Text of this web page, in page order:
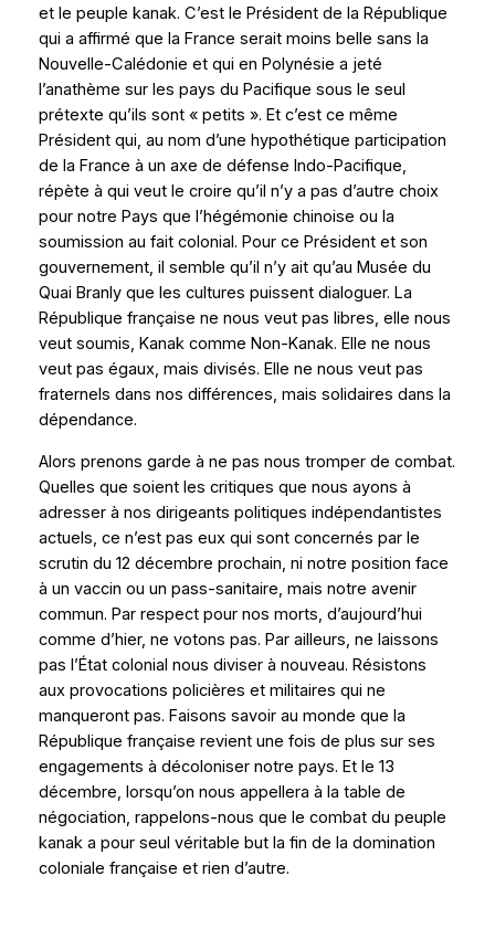
et le peuple kanak. C’est le Président de la République
qui a affirmé que la France serait moins belle sans la
Nouvelle-Calédonie et qui en Polynésie a jeté
l’anathème sur les pays du Pacifique sous le seul
prétexte qu’ils sont « petits ». Et c’est ce même
Président qui, au nom d’une hypothétique participation
de la France à un axe de défense Indo-Pacifique,
répète à qui veut le croire qu’il n’y a pas d’autre choix
pour notre Pays que l’hégémonie chinoise ou la
soumission au fait colonial. Pour ce Président et son
gouvernement, il semble qu’il n’y ait qu’au Musée du
Quai Branly que les cultures puissent dialoguer. La
République française ne nous veut pas libres, elle nous
veut soumis, Kanak comme Non-Kanak. Elle ne nous
veut pas égaux, mais divisés. Elle ne nous veut pas
fraternels dans nos différences, mais solidaires dans la
dépendance.
Alors prenons garde à ne pas nous tromper de combat.
Quelles que soient les critiques que nous ayons à
adresser à nos dirigeants politiques indépendantistes
actuels, ce n’est pas eux qui sont concernés par le
scrutin du 12 décembre prochain, ni notre position face
à un vaccin ou un pass-sanitaire, mais notre avenir
commun. Par respect pour nos morts, d’aujourd’hui
comme d’hier, ne votons pas. Par ailleurs, ne laissons
pas l’État colonial nous diviser à nouveau. Résistons
aux provocations policières et militaires qui ne
manqueront pas. Faisons savoir au monde que la
République française revient une fois de plus sur ses
engagements à décoloniser notre pays. Et le 13
décembre, lorsqu’on nous appellera à la table de
négociation, rappelons-nous que le combat du peuple
kanak a pour seul véritable but la fin de la domination
coloniale française et rien d’autre.